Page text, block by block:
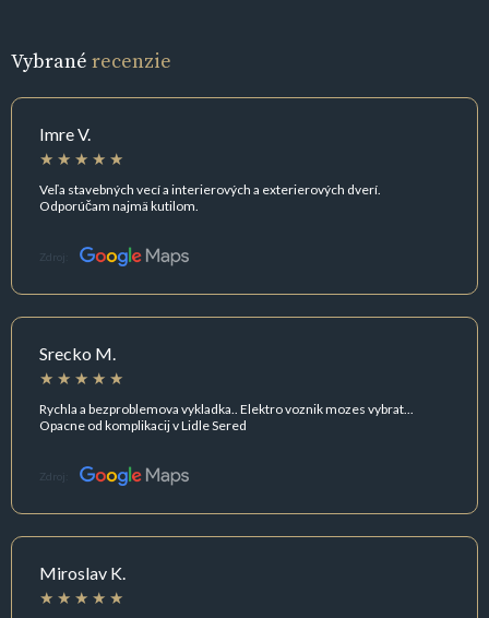
Vybrané recenzie
Imre V.
Veľa stavebných vecí a interierových a exterierových dverí.
Odporúčam najmä kutilom.
Zdroj:
Srecko M.
Rychla a bezproblemova vykladka.. Elektro voznik mozes vybrat...
Opacne od komplikacij v Lidle Sered
Zdroj:
Miroslav K.